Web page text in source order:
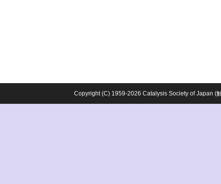
Copyright (C) 1959-2026 Catalysis Society of Japan (